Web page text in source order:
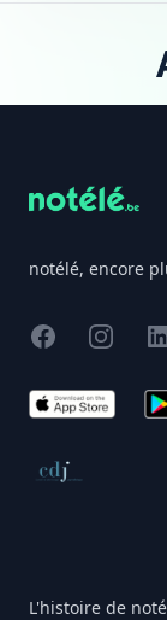
notélé, encore
FacebookInstagram
X
App Store
Conseil de
L'histoire de